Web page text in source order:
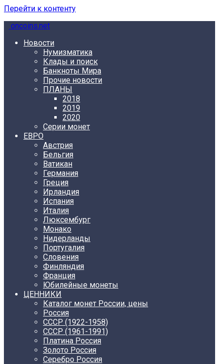
Перейти к контенту
oncoins.net
Новости
Нумизматика
Клады и поиск
Банкноты Мира
Прочие новости
ПЛАНЫ
2018
2019
2020
Серии монет
ЕВРО
Австрия
Бельгия
Ватикан
Германия
Греция
Ирландия
Испания
Италия
Люксембург
Монако
Нидерланды
Португалия
Словения
Финляндия
Франция
Юбилейные монеты
ЦЕННИКИ
Каталог монет России, цены
Россия
СССР (1922-1958)
CCCР (1961-1991)
Платина Россия
Золото Россия
Серебро Россия